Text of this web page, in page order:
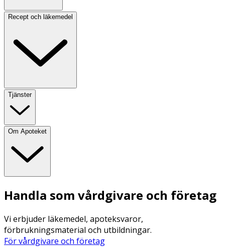
Recept och läkemedel
Tjänster
Om Apoteket
Handla som vårdgivare och företag
Vi erbjuder läkemedel, apoteksvaror,
förbrukningsmaterial och utbildningar.
För vårdgivare och företag